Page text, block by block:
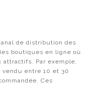
de distribution des
boutiques en ligne où
Par exemple,
entre 10 et 30
Ces